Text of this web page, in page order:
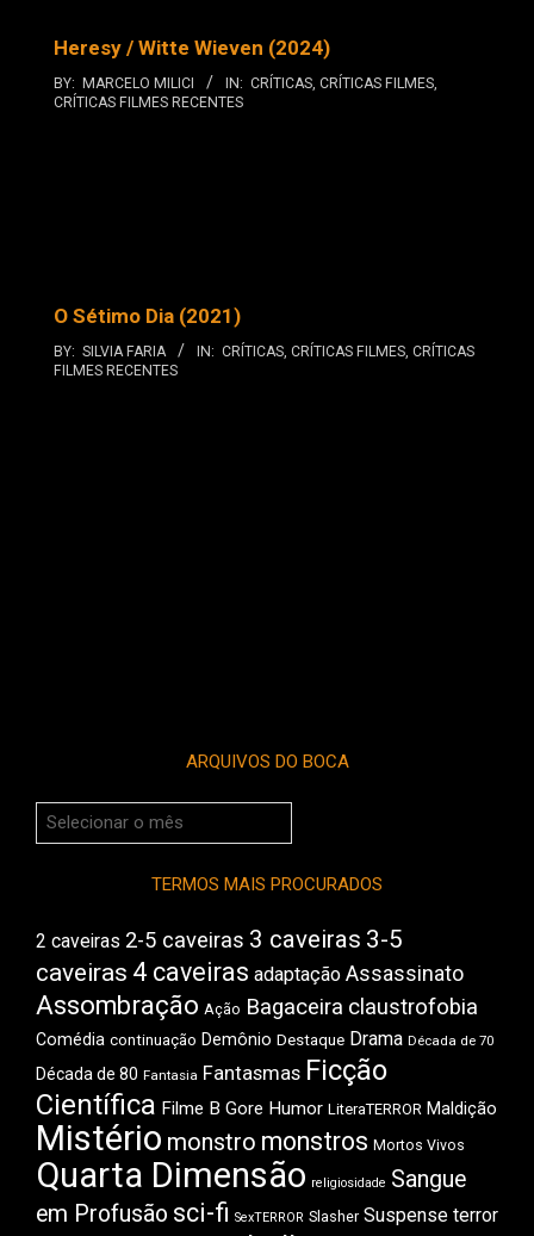
Heresy / Witte Wieven (2024)
BY: MARCELO MILICI IN: CRÍTICAS, CRÍTICAS FILMES,
CRÍTICAS FILMES RECENTES
O Sétimo Dia (2021)
BY: SILVIA FARIA IN: CRÍTICAS, CRÍTICAS FILMES, CRÍTICAS
FILMES RECENTES
ARQUIVOS DO BOCA
Arquivos
do
TERMOS MAIS PROCURADOS
2 caveiras 2-5 caveiras 3 caveiras 3-5
caveiras 4 caveiras adaptação Assassinato
Assombração Ação Bagaceira claustrofobia
Comédia continuação Demônio Destaque Drama Década de 70
Década de 80 Fantasia Fantasmas Ficção
Científica Filme B Gore Humor LiteraTERROR Maldição
Mistério monstro monstros Mortos Vivos
Quarta Dimensão religiosidade Sangue
em Profusão sci-fi SexTERROR Slasher Suspense terror